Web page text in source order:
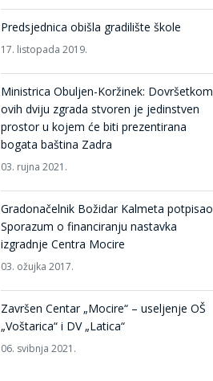
Predsjednica obišla gradilište škole
17. listopada 2019.
Ministrica Obuljen-Koržinek: Dovršetkom
ovih dviju zgrada stvoren je jedinstven
prostor u kojem će biti prezentirana
bogata baština Zadra
03. rujna 2021.
Gradonačelnik Božidar Kalmeta potpisao
Sporazum o financiranju nastavka
izgradnje Centra Mocire
03. ožujka 2017.
Završen Centar „Mocire“ – useljenje OŠ
„Voštarica“ i DV „Latica“
06. svibnja 2021.